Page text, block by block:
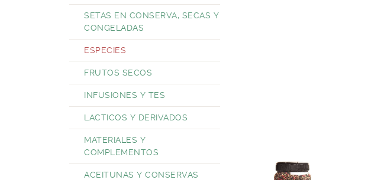
SETAS EN CONSERVA, SECAS Y
CONGELADAS
ESPECIES
FRUTOS SECOS
INFUSIONES Y TES
LACTICOS Y DERIVADOS
MATERIALES Y
COMPLEMENTOS
ACEITUNAS Y CONSERVAS